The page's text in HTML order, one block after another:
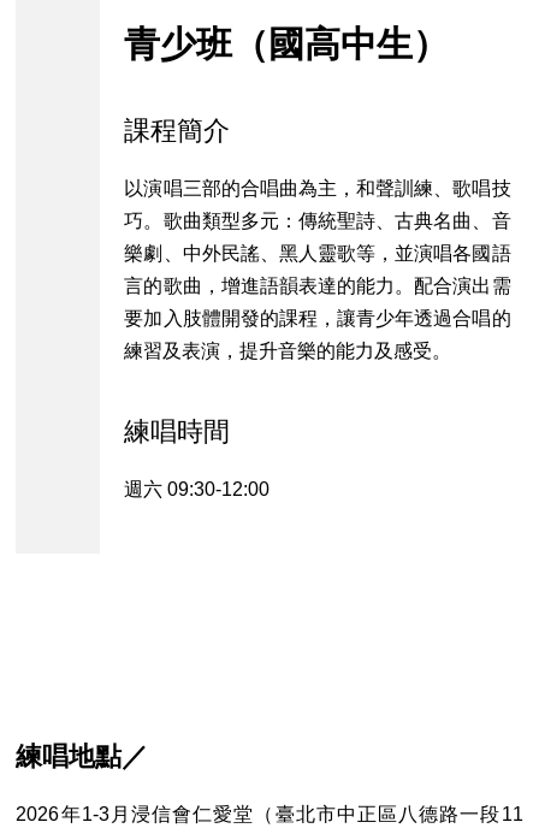
青少班（國高中生）
課程簡介
以演唱三部的合唱曲為主，和聲訓練、歌唱技
巧。歌曲類型多元：傳統聖詩、古典名曲、音
樂劇、中外民謠、黑人靈歌等，並演唱各國語
言的歌曲，增進語韻表達的能力。配合演出需
要加入肢體開發的課程，讓青少年透過合唱的
練習及表演，提升音樂的能力及感受。
練唱時間
週六 09:30-12:00
練唱地點／
2026年1-3月浸信會仁愛堂（ 臺北市中正區八德路一段11